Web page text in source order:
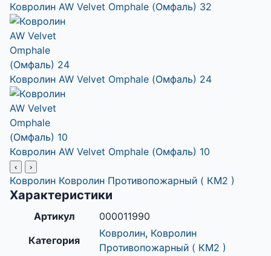
Ковролин AW Velvet Omphale (Омфаль) 32
Ковролин AW Velvet Omphale (Омфаль) 24
Ковролин AW Velvet Omphale (Омфаль) 10
‹ ›
Ковролин Ковролин Противопожарный ( КМ2 )
Характеристики
Артикул
000011990
Категория
Ковролин, Ковролин
Противопожарный ( КМ2 )